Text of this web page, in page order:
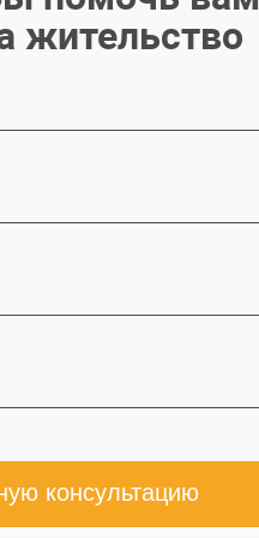
жительство
консультацию